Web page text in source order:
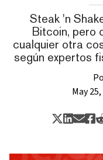
Steak 'n
Bitcoin, pero
cualquier otra
según expertos
May